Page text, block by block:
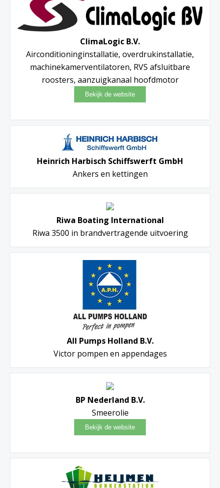
ClimaLogic B.V.
Airconditioninginstallatie, overdrukinstallatie,
machinekamerventilatoren, RVS afsluitbare
roosters, aanzuigkanaal hoofdmotor
Heinrich Harbisch Schiffswerft GmbH
Ankers en kettingen
Riwa Boating International
Riwa 3500 in brandvertragende uitvoering
All Pumps Holland B.V.
Victor pompen en appendages
BP Nederland B.V.
Smeerolie